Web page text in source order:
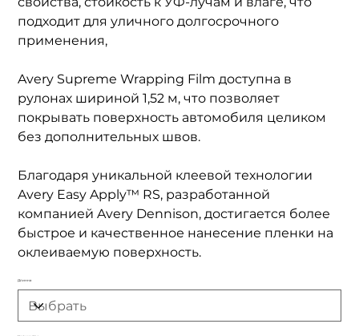
подходит для уличного долгосрочного
применения,
Avery Supreme Wrapping Film доступна в
рулонах шириной 1,52 м, что позволяет
покрывать поверхность автомобиля целиком
без дополнительных швов.
Благодаря уникальной клеевой технологии
Avery Easy Apply™ RS, разработанной
компанией Avery Dennison, достигается более
быстрое и качественное нанесение пленки на
оклеиваемую поверхность.
Длинна